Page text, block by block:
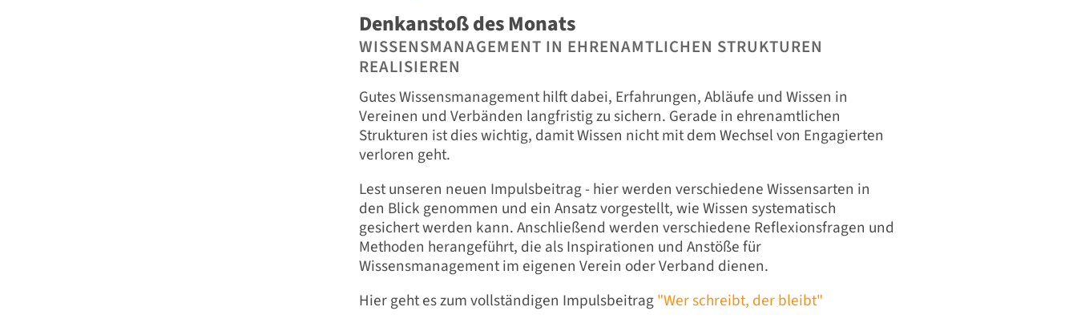
Denkanstoß des Monats
WISSENSMANAGEMENT IN EHRENAMTLICHEN STRUKTUREN
REALISIEREN
Gutes Wissensmanagement hilft dabei, Erfahrungen, Abläufe und Wissen in
Vereinen und Verbänden langfristig zu sichern. Gerade in ehrenamtlichen
Strukturen ist dies wichtig, damit Wissen nicht mit dem Wechsel von Engagierten
verloren geht.
Lest unseren neuen Impulsbeitrag - hier werden verschiedene Wissensarten in
den Blick genommen und ein Ansatz vorgestellt, wie Wissen systematisch
gesichert werden kann. Anschließend werden verschiedene Reflexionsfragen und
Methoden herangeführt, die als Inspirationen und Anstöße für
Wissensmanagement im eigenen Verein oder Verband dienen.
Hier geht es zum vollständigen Impulsbeitrag"Wer schreibt, der bleibt"